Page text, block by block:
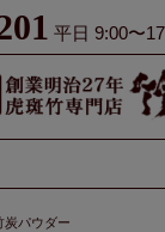
平日 9:00〜
炭パウダー